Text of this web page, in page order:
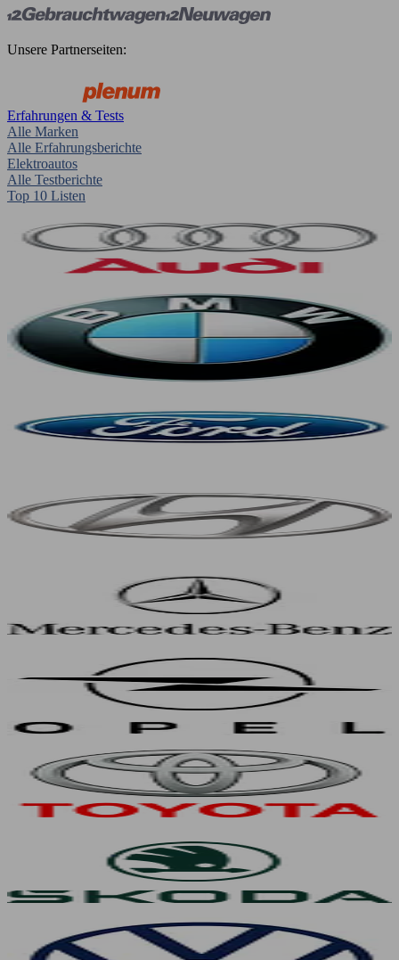
Unsere Partnerseiten:
Erfahrungen & Tests
Alle Marken
Alle Erfahrungsberichte
Elektroautos
Alle Testberichte
Top 10 Listen